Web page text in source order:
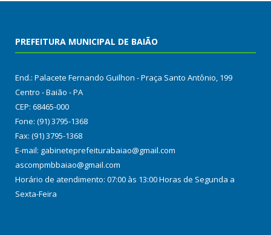
PREFEITURA MUNICIPAL DE BAIÃO
End.: Palacete Fernando Guilhon - Praça Santo Antônio, 199
Centro - Baião - PA
CEP: 68465-000
Fone: (91) 3795-1368
Fax: (91) 3795-1368
E-mail: gabineteprefeiturabaiao@gmail.com
ascompmbbaiao@gmail.com
Horário de atendimento: 07:00 às 13:00 Horas de Segunda a
Sexta-Feira